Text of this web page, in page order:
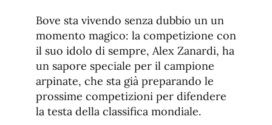
Bove sta vivendo senza dubbio un un
momento magico: la competizione con
il suo idolo di sempre, Alex Zanardi, ha
un sapore speciale per il campione
arpinate, che sta già preparando le
prossime competizioni per difendere
la testa della classifica mondiale.